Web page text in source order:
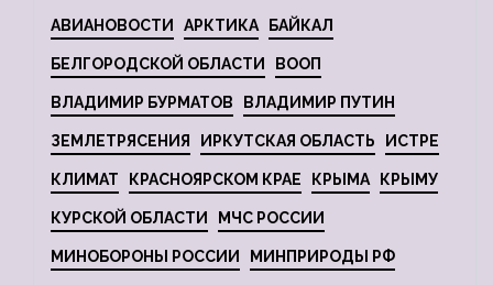
АВИАНОВОСТИ АРКТИКА БАЙКАЛ
БЕЛГОРОДСКОЙ ОБЛАСТИ ВООП
ВЛАДИМИР БУРМАТОВ ВЛАДИМИР ПУТИН
ЗЕМЛЕТРЯСЕНИЯ ИРКУТСКАЯ ОБЛАСТЬ ИСТРЕ
КЛИМАТ КРАСНОЯРСКОМ КРАЕ КРЫМА КРЫМУ
КУРСКОЙ ОБЛАСТИ МЧС РОССИИ
МИНОБОРОНЫ РОССИИ МИНПРИРОДЫ РФ